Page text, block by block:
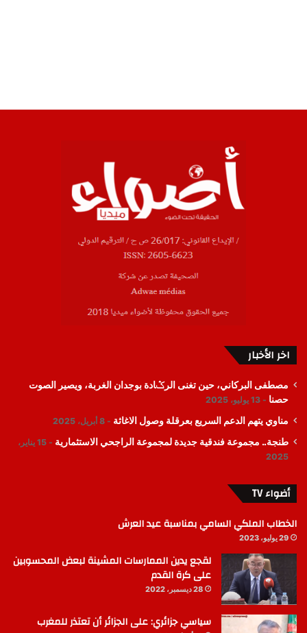
اخر الأخبار
مصطفى البركاني، حين تغنى الرݣادة بوجدان الغربة، ويصير الصوت
حصنا
13 يوليو، 2025
مناوي يتهم الدعم السريع بعرقلة وصول الاغاثة 8 أبريل، 2025
طنجة.. مجموعة فندقية جديدة لمجموعة الراجحي الاستثمارية
15 يناير،
2025
أضواء TV
الخطاب الملكي السامي بمناسبة عيد العرش
29 يوليو، 2023
لقجع يدين الممارسات المشينة لبعض المحسوبين
على كرة القدم
28 ديسمبر، 2022
سياسي جزائري: على الجزائر أن تعتذر للمغرب